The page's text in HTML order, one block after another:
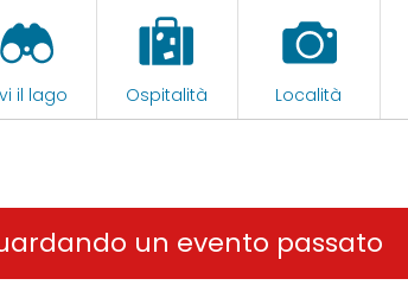
il lago Ospitalità Località
un evento passato